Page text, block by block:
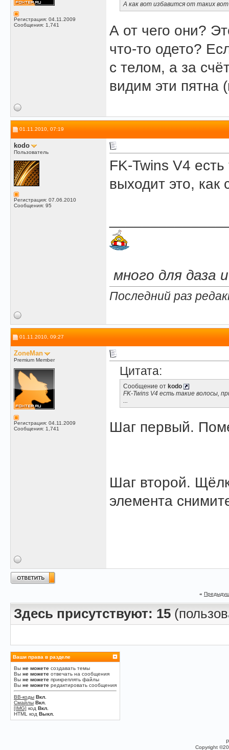
Регистрация: 04.11.2009
Сообщения: 1,741
А как вот избавится от таких
А от чего они?
что-то одето?
с телом, а за
видим эти пятна
01.11.2010, 07:19
kodo
Пользователь
Регистрация: 07.06.2010
Сообщения: 95
FK-Twins V4
выходит это, как
много для даза
Последний раз
01.11.2010, 09:27
ZoneMan
Premium Member
Регистрация: 04.11.2009
Сообщения: 1,741
Цитата:
Сообщение от kodo
FK-Twins V4 есть такие волосы,
...
Шаг первый.
Шаг второй.
элемента
«
Здесь присутствуют: 15
Ваши права в разделе
Вы не можете создавать темы
Вы не можете отвечать на сообщения
Вы не можете прикреплять файлы
Вы не можете редактировать сообщения
BB-коды Вкл.
Смайлы Вкл.
[IMG] код Вкл.
HTML код Выкл.
Copyright